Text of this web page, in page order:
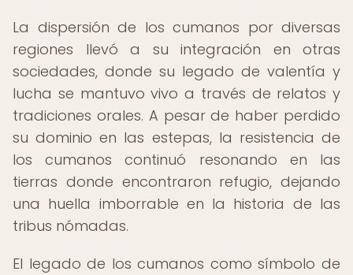
La dispersión de los cumanos por diversas
regiones llevó a su integración en otras
sociedades, donde su legado de valentía y
lucha se mantuvo vivo a través de relatos y
tradiciones orales. A pesar de haber perdido
su dominio en las estepas, la resistencia de
los cumanos continuó resonando en las
tierras donde encontraron refugio, dejando
una huella imborrable en la historia de las
tribus nómadas.
El legado de los cumanos como símbolo de